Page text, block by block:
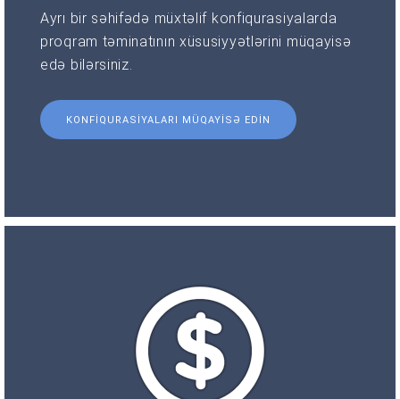
Ayrı bir səhifədə müxtəlif konfiqurasiyalarda
proqram təminatının xüsusiyyətlərini müqayisə
edə bilərsiniz.
KONFIQURASIYALARI MÜQAYISƏ EDIN